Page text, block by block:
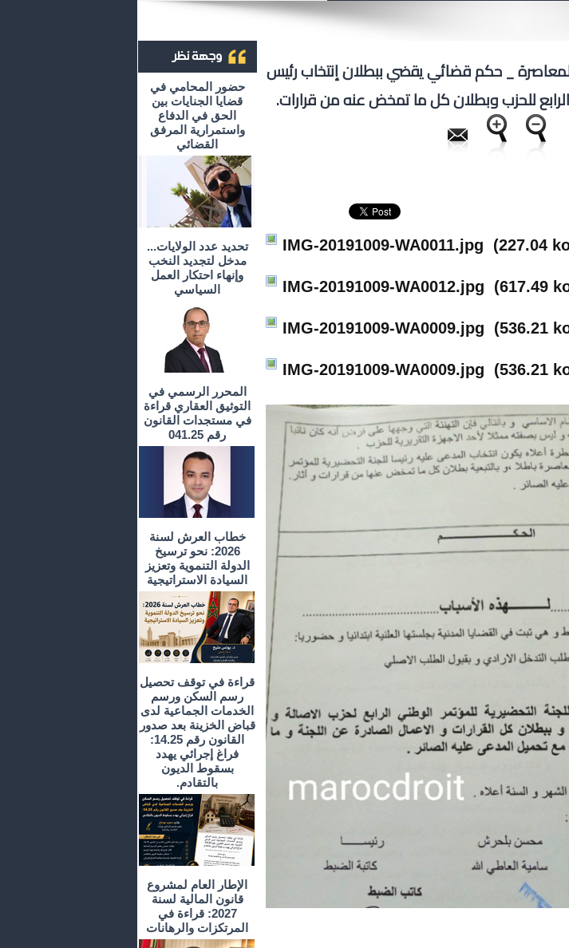
حضور المحامي في
قضايا الجنايات بين
الحق في الدفاع
واستمرارية المرفق
القضائي
تحديد عدد الولايات...
مدخل لتجديد النخب
وإنهاء احتكار العمل
السياسي
المحرر الرسمي في
التوثيق العقاري قراءة
في مستجدات القانون
رقم 041.25
خطاب العرش لسنة
2026: نحو ترسيخ
الدولة التنموية وتعزيز
السيادة الاستراتيجية
قراءة في توقف تحصيل
رسم السكن ورسم
الخدمات الجماعية لدى
قباض الخزينة بعد صدور
القانون رقم 14.25:
فراغ إجرائي يهدد
بسقوط الديون
بالتقادم.
الإطار العام لمشروع
قانون المالية لسنة
2027: قراءة في
المرتكزات والرهانات
_ حكم قضائي يقضي ببطلان إنتخاب رئيس
الرابع للحزب وبطلان كل ما تمخض عنه من قرارات.
IMG-20191009-WA0011.jpg (227.04
IMG-20191009-WA0012.jpg (617.49
IMG-20191009-WA0009.jpg (536.21
IMG-20191009-WA0009.jpg (536.21